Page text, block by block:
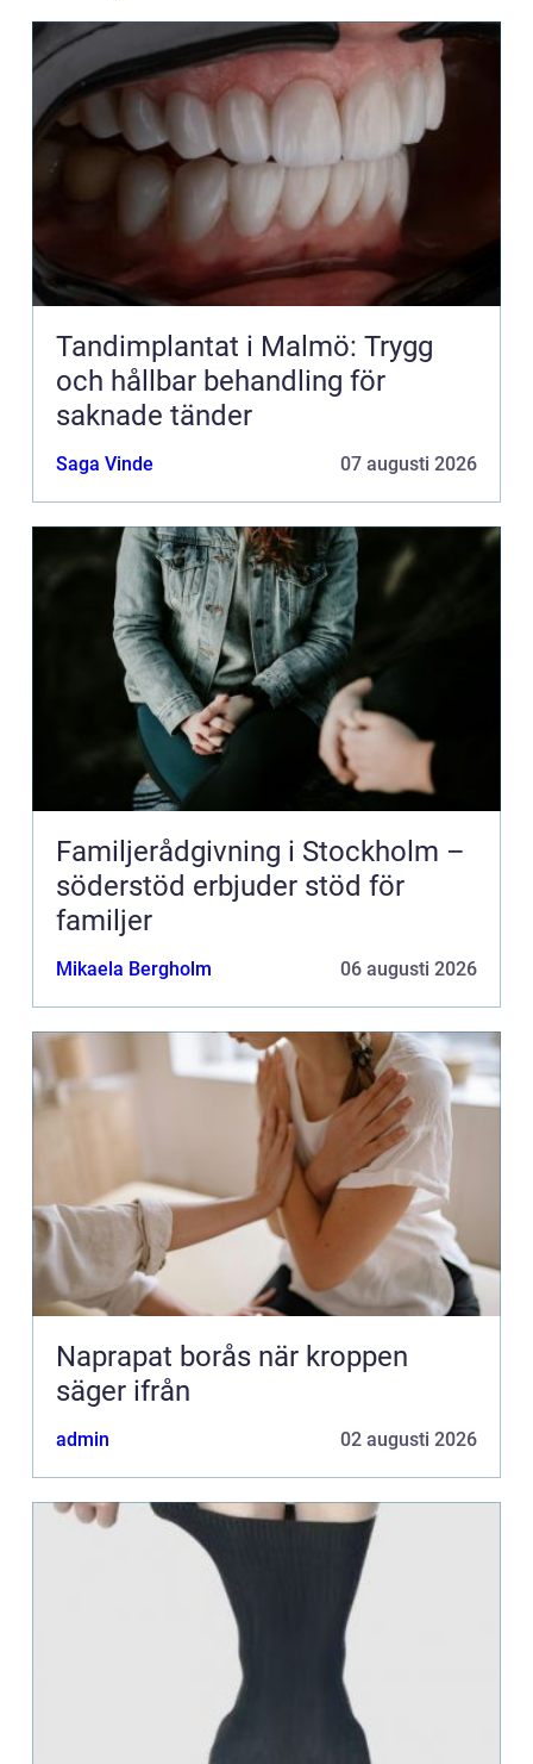
Tandimplantat i Malmö: Trygg
och hållbar behandling för
saknade tänder
Saga Vinde 07 augusti 2026
Familjerådgivning i Stockholm –
söderstöd erbjuder stöd för
familjer
Mikaela Bergholm 06 augusti 2026
Naprapat borås när kroppen
säger ifrån
admin 02 augusti 2026